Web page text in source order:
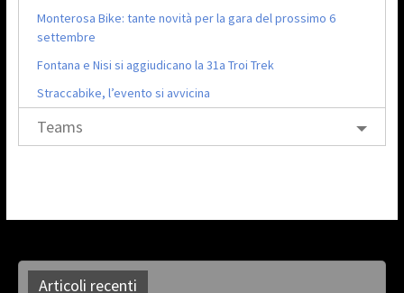
Monterosa Bike: tante novità per la gara del prossimo 6
settembre
Fontana e Nisi si aggiudicano la 31a Troi Trek
Straccabike, l’evento si avvicina
Teams
Articoli recenti